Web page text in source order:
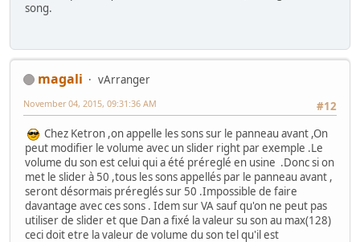
song.
magali
vArranger
#12
November 04, 2015, 09:31:36 AM
Chez Ketron ,on appelle les sons sur le panneau avant ,On
peut modifier le volume avec un slider right par exemple .Le
volume du son est celui qui a été préreglé en usine .Donc si on
met le slider à 50 ,tous les sons appellés par le panneau avant ,
seront désormais préreglés sur 50 .Impossible de faire
davantage avec ces sons . Idem sur VA sauf qu'on ne peut pas
utiliser de slider et que Dan a fixé la valeur su son au max(128)
ceci doit etre la valeur de volume du son tel qu'il est